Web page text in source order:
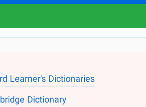
Learner's Dictionaries
Dictionary